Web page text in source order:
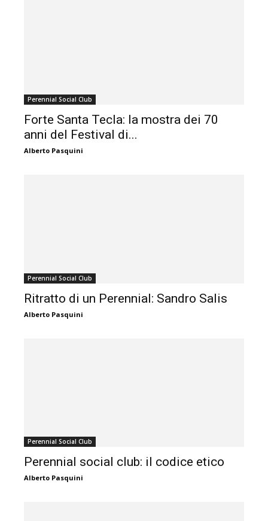
Perennial Social Club
Forte Santa Tecla: la mostra dei 70
anni del Festival di...
Alberto Pasquini
Perennial Social Club
Ritratto di un Perennial: Sandro Salis
Alberto Pasquini
Perennial Social Club
Perennial social club: il codice etico
Alberto Pasquini